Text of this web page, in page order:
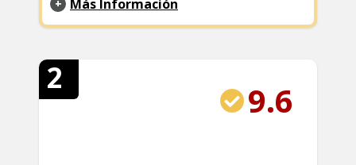
Más Información
2
9.6